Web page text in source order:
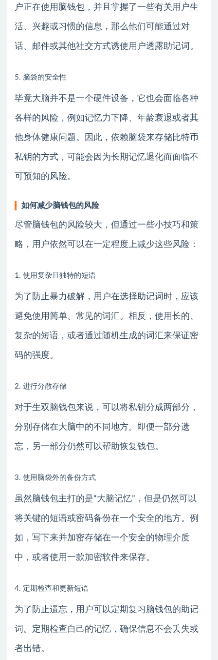
户正在使用脑钱包，并且掌握了一些有关用户生
活、兴趣或习惯的信息，那么他们可能通过对
话、邮件或其他社交方式诱使用户透露助记词。
5. 脑袋的安全性
毕竟大脑并不是一个硬件设备，它也会面临各种
各样的风险，例如记忆力下降、年龄衰退或者其
他身体健康问题。因此，依赖脑袋来存储比特币
私钥的方式，可能会因为长期记忆退化而面临不
可预知的风险。
如何减少脑钱包的风险
尽管脑钱包的风险较大，但通过一些小技巧和策
略，用户依然可以在一定程度上减少这些风险：
1. 使用复杂且独特的短语
为了防止暴力破解，用户在选择助记词时，应该
避免使用简单、常见的词汇。相反，使用长的、
复杂的短语，或者通过随机生成的词汇来保证密
码的强度。
2. 进行分散存储
对于生双脑钱包来说，可以将私钥分成两部分，
分别存储在大脑中的不同地方。即便一部分遗
忘，另一部分仍然可以帮助恢复钱包。
3. 使用脑袋外的备份方式
虽然脑钱包主打的是“大脑记忆”，但是仍然可以
将关键的短语或密码备份在一个安全的地方。例
如，写下来并加密存储在一个安全的物理介质
中，或者使用一款加密软件来保存。
4. 定期检查和更新短语
为了防止遗忘，用户可以定期复习脑钱包的助记
词。定期检查自己的记忆，确保信息不会丢失或
者出错。